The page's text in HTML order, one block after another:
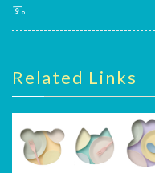
す。
Related Links